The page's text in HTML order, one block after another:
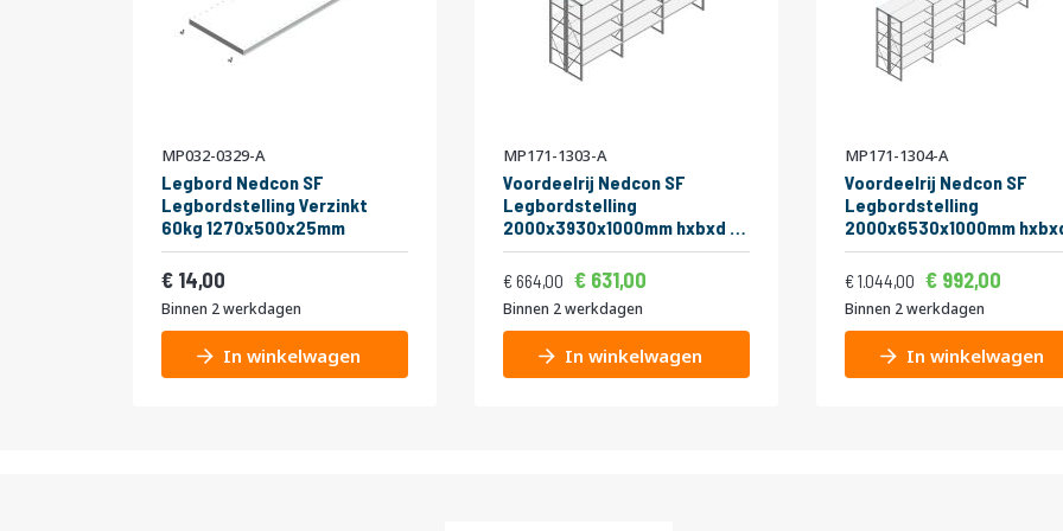
MP032-0329-A
Legbord Nedcon SF
Legbordstelling Verzinkt
60kg 1270x500x25mm
Vanaf
14,00
Binnen 2 werkdagen
In winkelwagen
MP171-1303-A
Voordeelrij Nedcon SF
Legbordstelling
2000x3930x1000mm hxbxd 5
niveaus Metaal Verzinkt 60kg
Dubbel
Normale prijs
664,00 803,44
Vanaf
631,00
Binnen 2 werkdagen
In winkelwagen
MP171-1304-A
Voordeelrij Nedcon SF
Legbordstelling
2000x6530x1000mm
niveaus Metaal Verzinkt
Dubbel
Normale prijs
1.044,00 1.263,24
Vanaf
992,00
Binnen 2 werkdagen
In winkelwagen